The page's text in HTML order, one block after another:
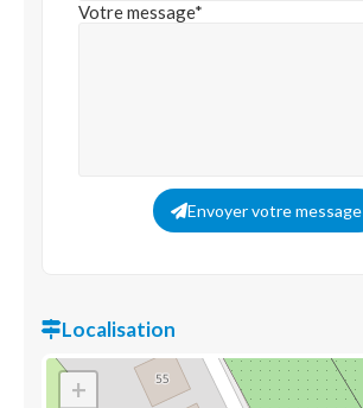
Votre message*
Envoyer votre message
Localisation
+